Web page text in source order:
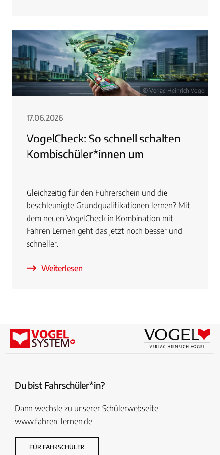
© Verlag Heinrich Vogel
17.06.2026
VogelCheck: So schnell schalten
Kombischüler*innen um
Gleichzeitig für den Führerschein und die
beschleunigte Grundqualifikationen lernen? Mit
dem neuen VogelCheck in Kombination mit
Fahren Lernen geht das jetzt noch besser und
schneller.
Weiterlesen
Du bist Fahrschüler*in?
Dann wechsle zu unserer Schülerwebseite
www.fahren-lernen.de
FÜR FAHRSCHÜLER